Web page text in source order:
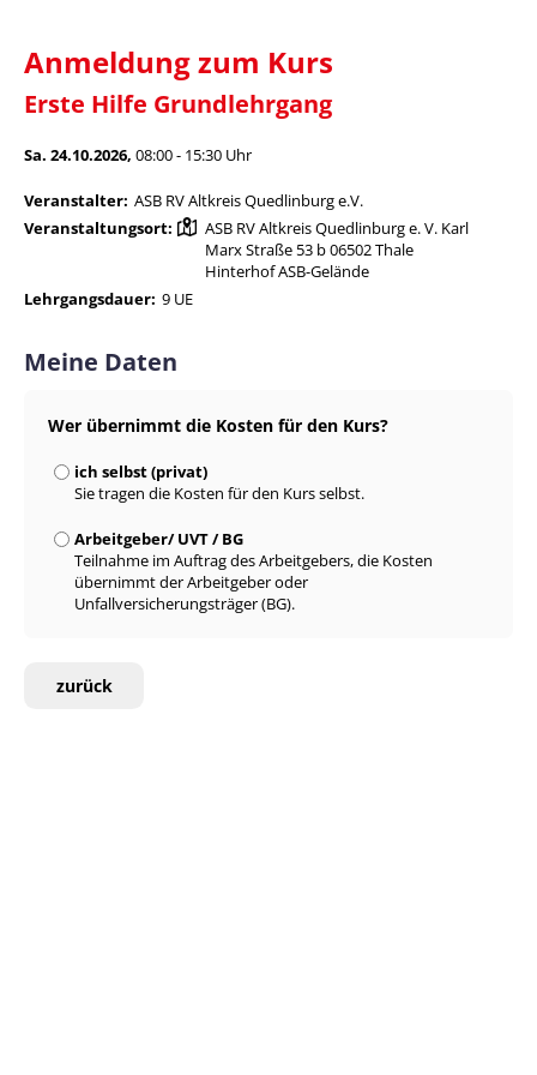
Anmeldung zum Kurs
Erste Hilfe Grundlehrgang
Sa. 24.10.2026, 08:00 - 15:30 Uhr
Veranstalter: ASB RV Altkreis Quedlinburg e.V.
Veranstaltungsort:
ASB RV Altkreis Quedlinburg e. V. Karl
Marx Straße 53 b 06502 Thale
Hinterhof ASB-Gelände
Lehrgangsdauer: 9 UE
Meine Daten
Wer übernimmt die Kosten für den Kurs?
ich selbst (privat)
Sie tragen die Kosten für den Kurs selbst.
Arbeitgeber/ UVT / BG
Teilnahme im Auftrag des Arbeitgebers, die Kosten
übernimmt der Arbeitgeber oder
Unfallversicherungsträger (BG).
zurück